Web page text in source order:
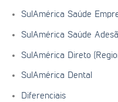
SulAmérica Saúde
SulAmérica Saúde
SulAmérica Direto
SulAmérica Dental
Diferenciais